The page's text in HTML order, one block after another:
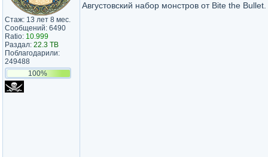
Стаж: 13 лет 8 мес.
Сообщений: 6490
Ratio: 10.999
Раздал: 22.3 TB
Поблагодарили:
249488
100%
Августовский набор монстров от Bite the Bullet.